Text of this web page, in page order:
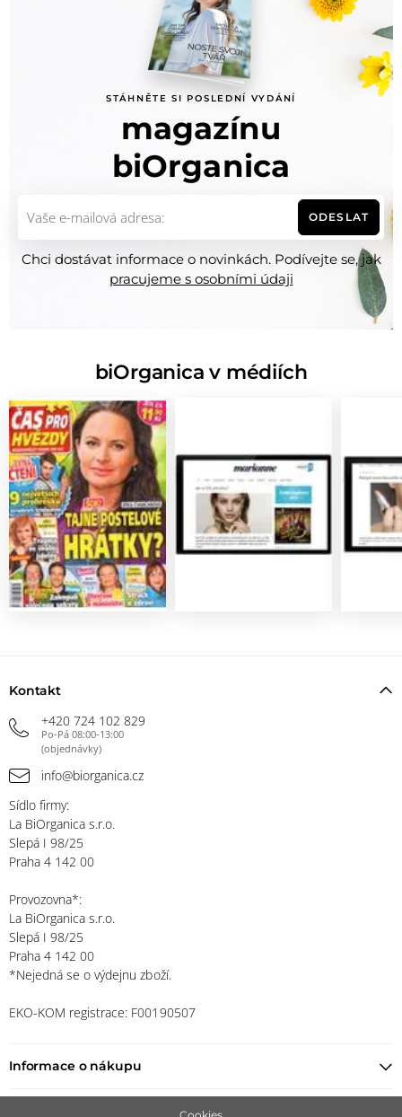
STÁHNĚTE SI POSLEDNÍ VYDÁNÍ
magazínu
biOrganica
ODESLAT
Chci dostávat informace o novinkách. Podívejte se, jak
pracujeme s osobními údaji
biOrganica v médiích
Kontakt
+420 724 102 829
Po-Pá 08:00-13:00
(objednávky)
info@biorganica.cz
Sídlo firmy:
La BiOrganica s.r.o.
Slepá I 98/25
Praha 4 142 00
Provozovna*:
La BiOrganica s.r.o.
Slepá I 98/25
Praha 4 142 00
*Nejedná se o výdejnu zboží.
EKO-KOM registrace: F00190507
Informace o nákupu